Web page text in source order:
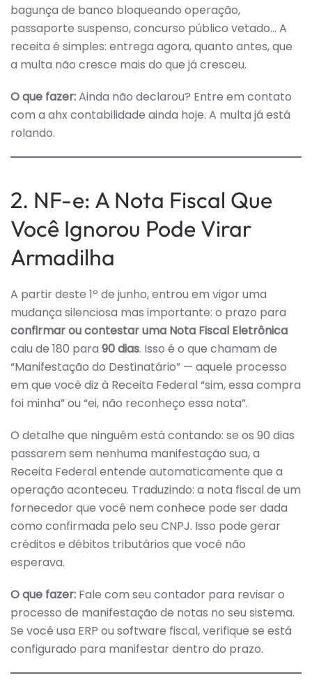
bagunça de banco bloqueando operação,
passaporte suspenso, concurso público vetado… A
receita é simples: entrega agora, quanto antes, que
a multa não cresce mais do que já cresceu.
O que fazer:Ainda não declarou? Entre em contato
com a ahx contabilidade ainda hoje. A multa já está
rolando.
2. NF-e: A Nota Fiscal Que
Você Ignorou Pode Virar
Armadilha
A partir deste 1º de junho, entrou em vigor uma
mudança silenciosa mas importante: o prazo para
confirmar ou contestar uma Nota Fiscal Eletrônica
caiu de 180 para 90 dias. Isso é o que chamam de
“Manifestação do Destinatário” — aquele processo
em que você diz à Receita Federal “sim, essa compra
foi minha” ou “ei, não reconheço essa nota”.
O detalhe que ninguém está contando: se os 90 dias
passarem sem nenhuma manifestação sua, a
Receita Federal entende automaticamente que a
operação aconteceu. Traduzindo: a nota fiscal de um
fornecedor que você nem conhece pode ser dada
como confirmada pelo seu CNPJ. Isso pode gerar
créditos e débitos tributários que você não
esperava.
O que fazer: Fale com seu contador para revisar o
processo de manifestação de notas no seu sistema.
Se você usa ERP ou software fiscal, verifique se está
configurado para manifestar dentro do prazo.